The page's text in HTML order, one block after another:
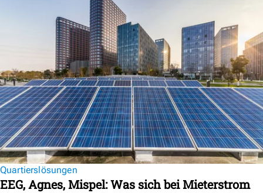
Quartierslösungen
EEG, Agnes, Mispel: Was sich bei Mieterstrom